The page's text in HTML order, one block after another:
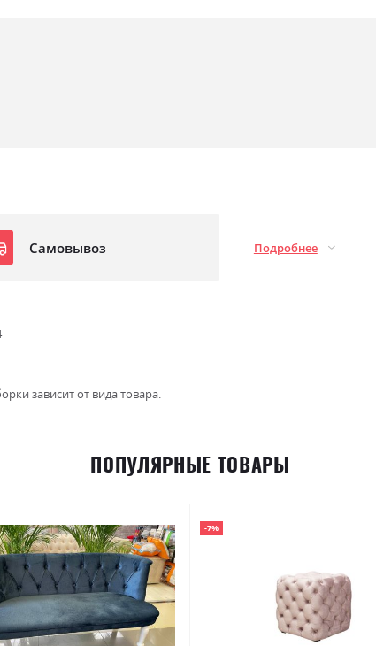
Самовывоз Подробнее
зависит от вида товара.
ПОПУЛЯРНЫЕ ТОВАРЫ
-7%